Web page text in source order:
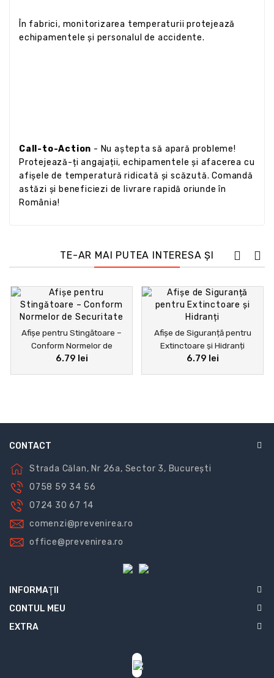
În fabrici, monitorizarea temperaturii protejează
echipamentele și personalul de accidente.
Call-to-Action - Nu aștepta să apară probleme!
Protejează-ți angajații, echipamentele și afacerea cu
afișele de temperatură ridicată și scăzută. Comandă
astăzi și beneficiezi de livrare rapidă oriunde în
România!
TE-AR MAI PUTEA INTERESA ȘI
Afișe pentru Stingătoare –
Conform Normelor de
Securitate
6.79 lei
Afișe de Siguranță pentru
Extinctoare și Hidranți
6.79 lei
CONTACT
Strada Călan, Nr 26a, Sector 3, București
0758 59 34 56
0724 30 67 14
comenzi@prevenirea.ro
office@prevenirea.ro
INFORMAŢII
CONTUL MEU
EXTRA